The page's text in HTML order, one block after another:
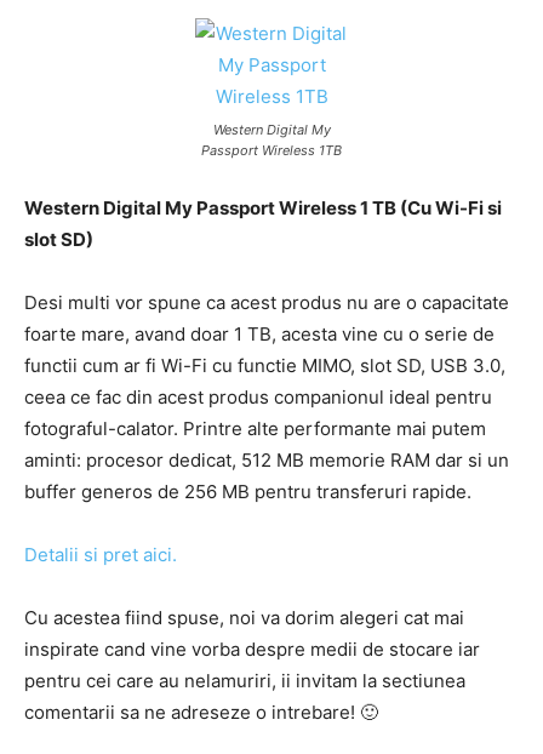
Western Digital My
Passport Wireless 1TB
Western Digital My Passport Wireless 1 TB (Cu Wi-Fi si
slot SD)
Desi multi vor spune ca acest produs nu are o capacitate
foarte mare, avand doar 1 TB, acesta vine cu o serie de
functii cum ar fi Wi-Fi cu functie MIMO, slot SD, USB 3.0,
ceea ce fac din acest produs companionul ideal pentru
fotograful-calator. Printre alte performante mai putem
aminti: procesor dedicat, 512 MB memorie RAM dar si un
buffer generos de 256 MB pentru transferuri rapide.
Detalii si pret aici.
Cu acestea fiind spuse, noi va dorim alegeri cat mai
inspirate cand vine vorba despre medii de stocare iar
pentru cei care au nelamuriri, ii invitam la sectiunea
comentarii sa ne adreseze o intrebare! 🙂